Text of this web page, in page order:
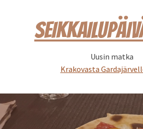
Uusin matka
Krakovasta